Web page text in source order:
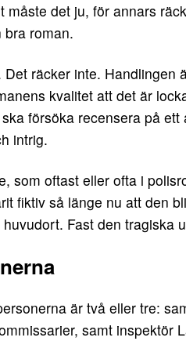
måste det ju, för annars
bra roman.
räcker inte. Handlingen
kvalitet att det är
försöka recensera på
intrig.
som oftast eller ofta i
fiktiv så länge nu att den
Fast den tragiska
är två eller tre:
samt inspektör